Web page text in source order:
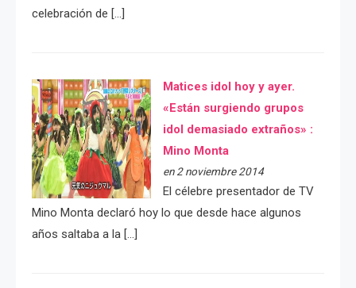
celebración de […]
Matices idol hoy y ayer.
«Están surgiendo grupos
idol demasiado extraños» :
Mino Monta
en 2 noviembre 2014
El célebre presentador de TV
Mino Monta declaró hoy lo que desde hace algunos
años saltaba a la […]